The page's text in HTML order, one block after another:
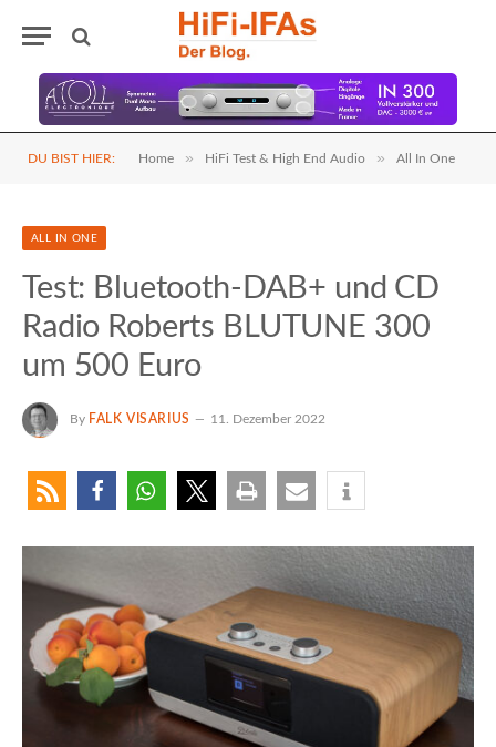
DU BIST HIER: Home » HiFi Test & High End Audio » All In One
ALL IN ONE
Test: Bluetooth-DAB+ und CD
Radio Roberts BLUTUNE 300
um 500 Euro
By FALK VISARIUS 11. Dezember 2022